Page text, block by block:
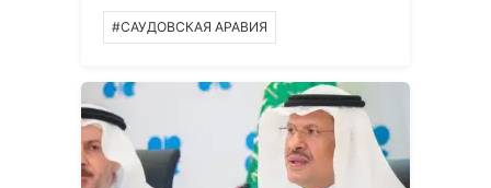
#САУДОВСКАЯ АРАВИЯ